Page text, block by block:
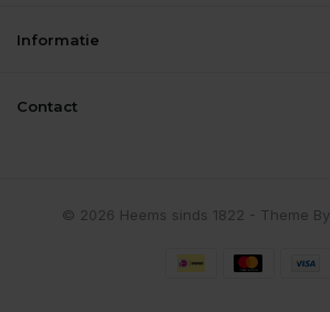
Informatie
Contact
© 2026 Heems sinds 1822 - Theme By